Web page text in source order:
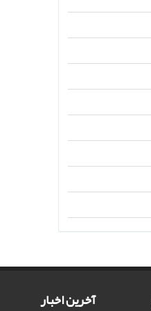
آخرین اخبار